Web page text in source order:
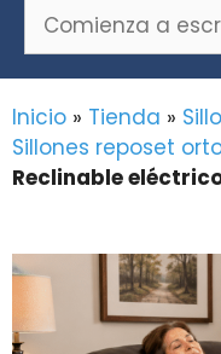
Comienza
escribir
el
producto
o
la
que
buscas...
Inicio » Tienda »
Sillones reposet
Reclinable eléctrico